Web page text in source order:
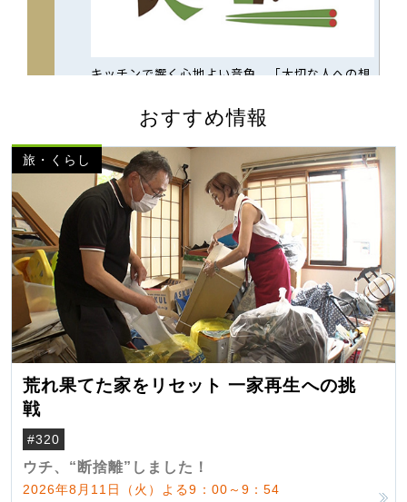
おすすめ情報
旅・くらし
荒れ果てた家をリセット 一家再生への挑
戦
#320
ウチ、“断捨離”しました！
2026年8月11日（火）よる9：00～9：54